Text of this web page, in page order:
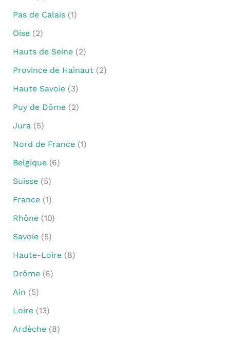
Pas de Calais(1)
Oise(2)
Hauts de Seine(2)
Province de Hainaut(2)
Haute Savoie(3)
Puy de Dôme(2)
Jura(5)
Nord de France(1)
Belgique(6)
Suisse(5)
France(1)
Rhône(10)
Savoie(5)
Haute-Loire(8)
Drôme(6)
Ain (5)
Loire(13)
Ardèche(8)